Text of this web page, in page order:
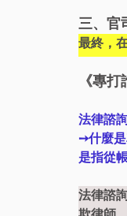
三、官
最終，
《專
法律諮
➙什麼
是指從
法律諮